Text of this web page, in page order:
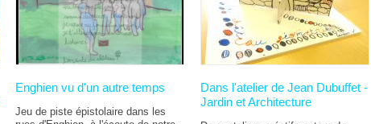
Enghien vu d'un autre temps
Jeu de piste épistolaire dans les
Dans l'atelier de Jean Dubuffet -
Jardin et Architecture